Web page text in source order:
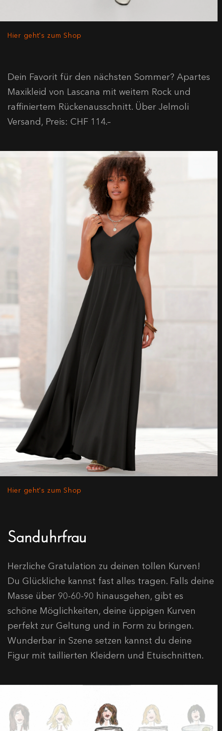
Hier geht's zum Shop
Dein Favorit für den nächsten Sommer? Apartes
Maxikleid von Lascana mit weitem Rock und
raffiniertem Rückenausschnitt. Über Jelmoli
Versand, Preis: CHF 114.–
Hier geht's zum Shop
Sanduhrfrau
Herzliche Gratulation zu deinen tollen Kurven!
Du Glückliche kannst fast alles tragen. Falls deine
Masse über 90-60-90 hinausgehen, gibt es
schöne Möglichkeiten, deine üppigen Kurven
perfekt zur Geltung und in Form zu bringen.
Wunderbar in Szene setzen kannst du deine
Figur mit taillierten Kleidern und Etuischnitten.